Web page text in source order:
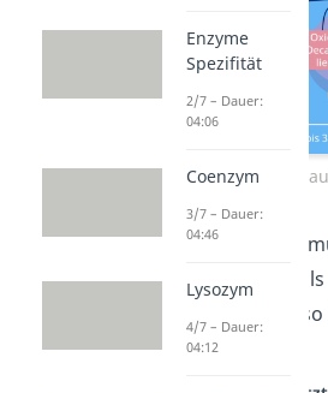
Zellatmung:
Merke:
Die
bei Eukaryoten
,
Zellkern, statt.
Enzyme
Spezifität
2/7 – Dauer:
04:06
Coenzym
3/7 – Dauer:
04:46
Lysozym
4/7 – Dauer:
04:12